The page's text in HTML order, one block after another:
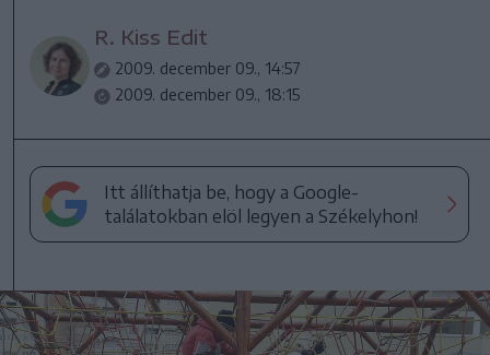
R. Kiss Edit
2009. december 09., 14:57
2009. december 09., 18:15
Itt állíthatja be, hogy a Google-
találatokban elöl legyen a Székelyhon!